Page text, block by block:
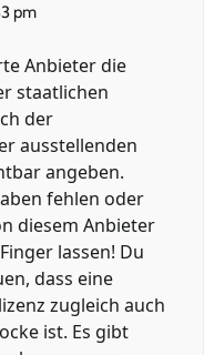
pm
Anbieter die
staatlichen
der
ausstellenden
angeben.
fehlen oder
diesem Anbieter
lassen! Du
dass eine
zugleich auch
ist. Es gibt